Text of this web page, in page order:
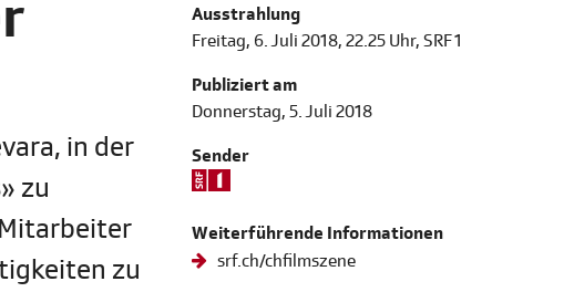
in der
zu
zu
Ausstrahlung
Freitag, 6. Juli 2018, 22.25 Uhr, SRF 1
Publiziert am
Donnerstag, 5. Juli 2018
Sender
Weiterführende Informationen
srf.ch/chfilmszene